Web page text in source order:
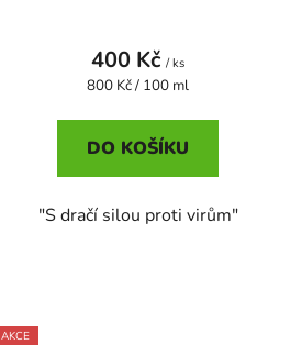
400 Kč/ ks
Měrná
800 Kč / 100 ml
DO KOŠÍKU
"S dračí silou proti virům"
AKCE